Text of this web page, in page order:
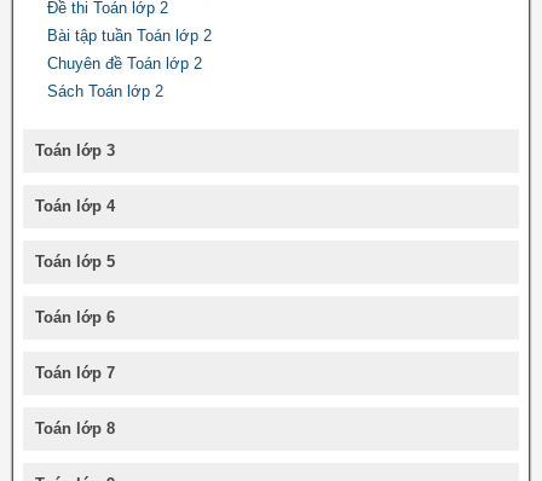
Đề thi Toán lớp 2
Bài tập tuần Toán lớp 2
Chuyên đề Toán lớp 2
Sách Toán lớp 2
Toán lớp 3
Toán lớp 4
Toán lớp 5
Toán lớp 6
Toán lớp 7
Toán lớp 8